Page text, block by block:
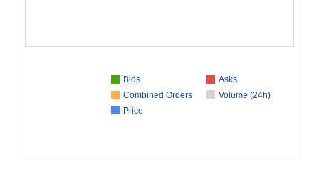
Bids
Asks
Combined Orders
Volume (24h)
Price